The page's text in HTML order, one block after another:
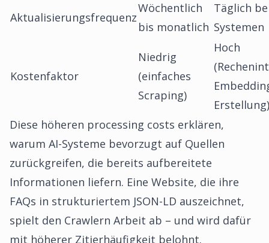
Aktualisierungsfrequenz
Wöchentlich
bis monatlich
Täglich
Systemen
Kostenfaktor
Niedrig
(einfaches
Scraping)
Hoch
Erstellung)
Diese höheren processing costs erklären,
warum AI-Systeme bevorzugt auf Quellen
zurückgreifen, die bereits aufbereitete
Informationen liefern. Eine Website, die ihre
FAQs in strukturiertem JSON-LD auszeichnet,
spielt den Crawlern Arbeit ab – und wird dafür
mit höherer Zitierhäufigkeit belohnt.